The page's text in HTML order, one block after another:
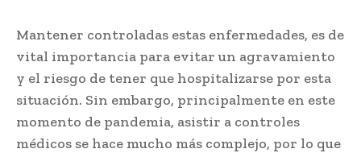
Mantener controladas estas enfermedades, es de
vital importancia para evitar un agravamiento
y el riesgo de tener que hospitalizarse por esta
situación. Sin embargo, principalmente en este
momento de pandemia, asistir a controles
médicos se hace mucho más complejo, por lo que